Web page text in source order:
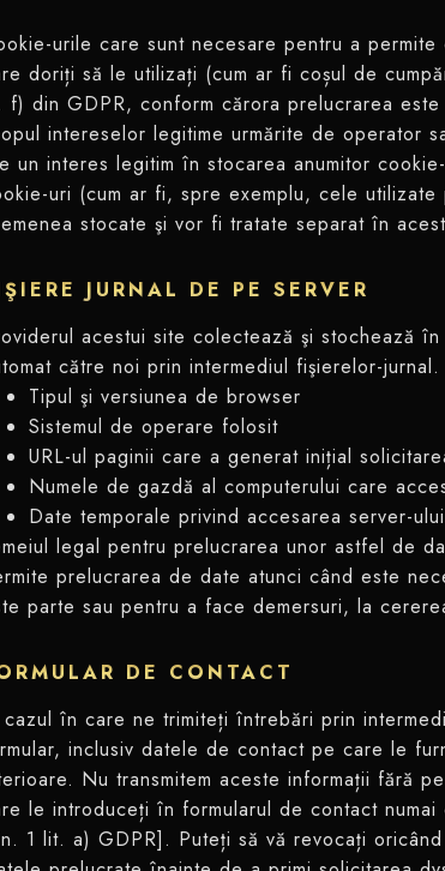
urile care sunt necesare pentru a
doriți să le utilizați (cum ar fi coșul de
f) din GDPR, conform cărora prelucrarea
intereselor legitime urmărite de operator
un interes legitim în stocarea anumitor
uri (cum ar fi, spre exemplu, cele
stocate şi vor fi tratate separat în
JURNAL DE PE SERVER
acestui site colectează şi stochează
către noi prin intermediul fişierelor-
Tipul şi versiunea de browser
Sistemul de operare folosit
URL-ul paginii care a generat inițial
Numele de gazdă al computerului care
Date temporale privind accesarea server-
legal pentru prelucrarea unor astfel de
prelucrarea de date atunci când este
parte sau pentru a face demersuri, la
DE CONTACT
în care ne trimiteți întrebări prin
inclusiv datele de contact pe care le
Nu transmitem aceste informații fără
le introduceți în formularul de contact
1 lit. a) GDPR]. Puteți să vă revocați